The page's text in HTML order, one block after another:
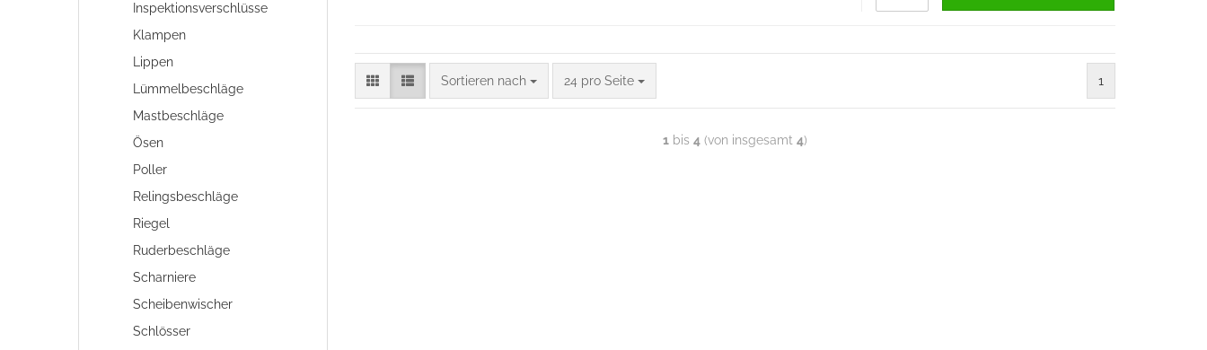
Sortieren nach 24 pro Seite 1
1bis 4(von insgesamt 4)
Inspektionsverschlüsse
Klampen
Lippen
Lümmelbeschläge
Mastbeschläge
Ösen
Poller
Relingsbeschläge
Riegel
Ruderbeschläge
Scharniere
Scheibenwischer
Schlösser